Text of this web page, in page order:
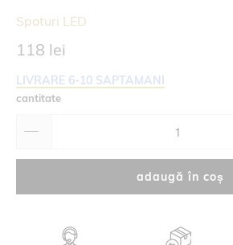
Spoturi LED
118 lei
LIVRARE 6-10 SAPTAMANI
cantitate
adaugă în coș